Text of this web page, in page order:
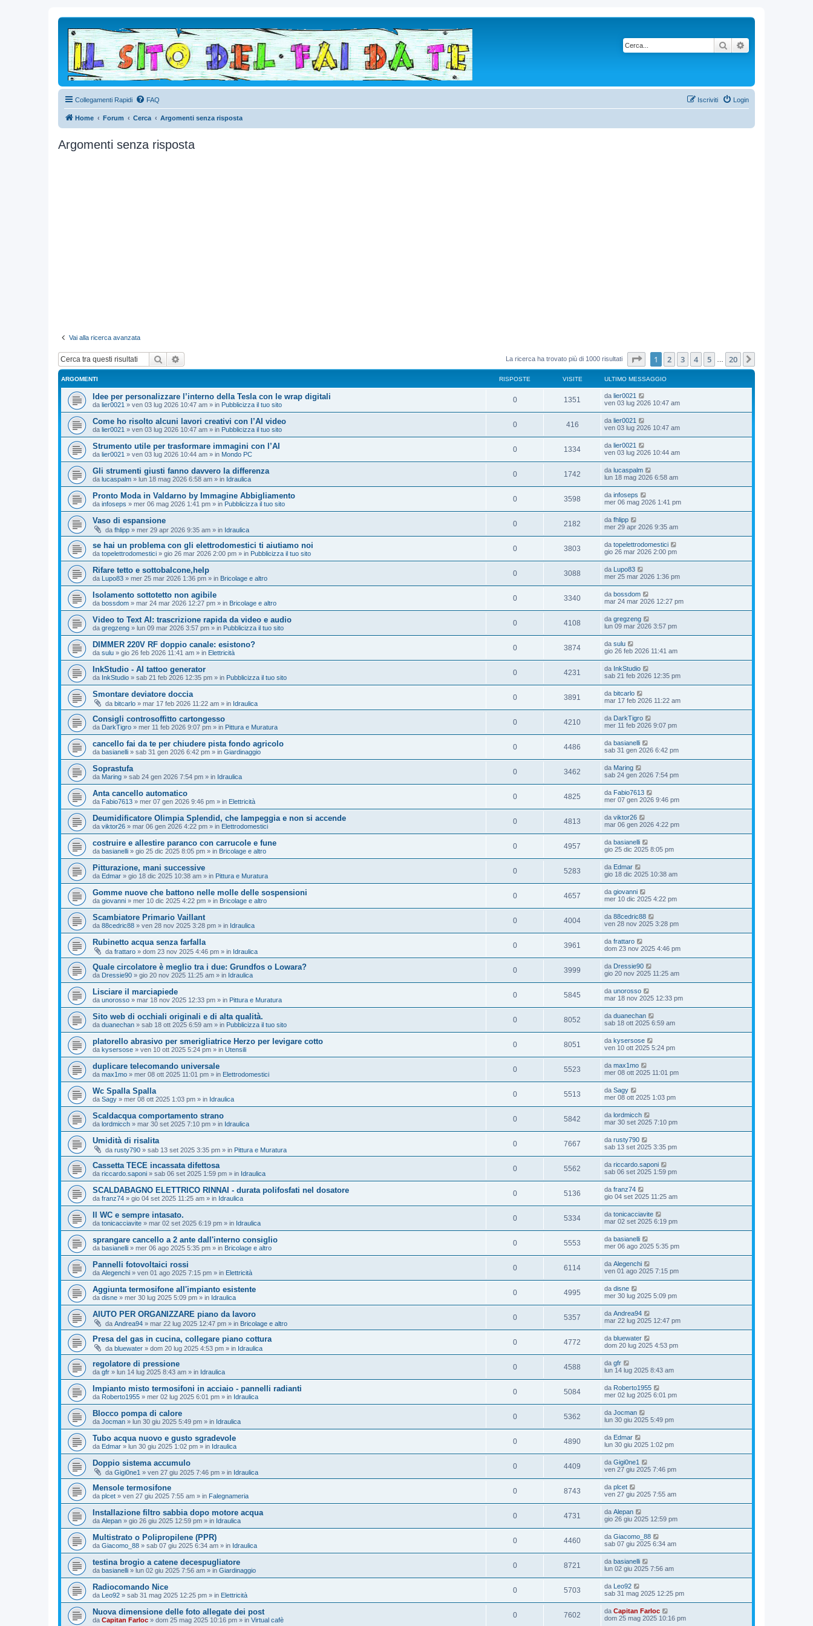
Cerca
Collegamenti Rapidi FAQ Login
Iscriviti
Home Forum Cerca Argomenti senza risposta
Argomenti senza risposta
Vai alla ricerca avanzata
Cerca La ricerca ha trovato più di 1000 risultati Pagina1 di
1 2 3 4 5 20
ARGOMENTI RISPOSTE VISITE ULTIMO MESSAGGIO
Idee per personalizzare l’interno della Tesla con le wrap digitali
da lier0021 » ven 03 lug 2026 10:47 am » in Pubblicizza il tuo sito
0 1351 da lier0021
ven 03 lug 2026 10:47 am
Come ho risolto alcuni lavori creativi con l’AI video
da lier0021 » ven 03 lug 2026 10:47 am » in Pubblicizza il tuo sito
0 416 da lier0021
ven 03 lug 2026 10:47 am
Strumento utile per trasformare immagini con l’AI
da lier0021 » ven 03 lug 2026 10:44 am » in Mondo PC
0 1334 da lier0021
ven 03 lug 2026 10:44 am
Gli strumenti giusti fanno davvero la differenza
da lucaspalm » lun 18 mag 2026 6:58 am » in Idraulica
0 1742 da lucaspalm
lun 18 mag 2026 6:58 am
Pronto Moda in Valdarno by Immagine Abbigliamento
da infoseps » mer 06 mag 2026 1:41 pm » in Pubblicizza il tuo sito
0 3598 da infoseps
mer 06 mag 2026 1:41 pm
Vaso di espansione
da fhlipp » mer 29 apr 2026 9:35 am » in Idraulica
0 2182 da fhlipp
mer 29 apr 2026 9:35 am
se hai un problema con gli elettrodomestici ti aiutiamo noi
da topelettrodomestici » gio 26 mar 2026 2:00 pm » in Pubblicizza il tuo sito
0 3803 da topelettrodomestici
gio 26 mar 2026 2:00 pm
Rifare tetto e sottobalcone,help
da Lupo83 » mer 25 mar 2026 1:36 pm » in Bricolage e altro
0 3088 da Lupo83
mer 25 mar 2026 1:36 pm
Isolamento sottotetto non agibile
da bossdom » mar 24 mar 2026 12:27 pm » in Bricolage e altro
0 3340 da bossdom
mar 24 mar 2026 12:27 pm
Video to Text AI: trascrizione rapida da video e audio
da gregzeng » lun 09 mar 2026 3:57 pm » in Pubblicizza il tuo sito
0 4108 da gregzeng
lun 09 mar 2026 3:57 pm
DIMMER 220V RF doppio canale: esistono?
da sulu » gio 26 feb 2026 11:41 am » in Elettricità
0 3874 da sulu
gio 26 feb 2026 11:41 am
InkStudio - AI tattoo generator
da InkStudio » sab 21 feb 2026 12:35 pm » in Pubblicizza il tuo sito
0 4231 da InkStudio
sab 21 feb 2026 12:35 pm
Smontare deviatore doccia
da bitcarlo » mar 17 feb 2026 11:22 am » in Idraulica
0 3891 da bitcarlo
mar 17 feb 2026 11:22 am
Consigli controsoffitto cartongesso
da DarkTigro » mer 11 feb 2026 9:07 pm » in Pittura e Muratura
0 4210 da DarkTigro
mer 11 feb 2026 9:07 pm
cancello fai da te per chiudere pista fondo agricolo
da basianelli » sab 31 gen 2026 6:42 pm » in Giardinaggio
0 4486 da basianelli
sab 31 gen 2026 6:42 pm
Soprastufa
da Maring » sab 24 gen 2026 7:54 pm » in Idraulica
0 3462 da Maring
sab 24 gen 2026 7:54 pm
Anta cancello automatico
da Fabio7613 » mer 07 gen 2026 9:46 pm » in Elettricità
0 4825 da Fabio7613
mer 07 gen 2026 9:46 pm
Deumidificatore Olimpia Splendid, che lampeggia e non si accende
da viktor26 » mar 06 gen 2026 4:22 pm » in Elettrodomestici
0 4813 da viktor26
mar 06 gen 2026 4:22 pm
costruire e allestire paranco con carrucole e fune
da basianelli » gio 25 dic 2025 8:05 pm » in Bricolage e altro
0 4957 da basianelli
gio 25 dic 2025 8:05 pm
Pitturazione, mani successive
da Edmar » gio 18 dic 2025 10:38 am » in Pittura e Muratura
0 5283 da Edmar
gio 18 dic 2025 10:38 am
Gomme nuove che battono nelle molle delle sospensioni
da giovanni » mer 10 dic 2025 4:22 pm » in Bricolage e altro
0 4657 da giovanni
mer 10 dic 2025 4:22 pm
Scambiatore Primario Vaillant
da 88cedric88 » ven 28 nov 2025 3:28 pm » in Idraulica
0 4004 da 88cedric88
ven 28 nov 2025 3:28 pm
Rubinetto acqua senza farfalla
da frattaro » dom 23 nov 2025 4:46 pm » in Idraulica
0 3961 da frattaro
dom 23 nov 2025 4:46 pm
Quale circolatore è meglio tra i due: Grundfos o Lowara?
da Dressie90 » gio 20 nov 2025 11:25 am » in Idraulica
0 3999 da Dressie90
gio 20 nov 2025 11:25 am
Lisciare il marciapiede
da unorosso » mar 18 nov 2025 12:33 pm » in Pittura e Muratura
0 5845 da unorosso
mar 18 nov 2025 12:33 pm
Sito web di occhiali originali e di alta qualità.
da duanechan » sab 18 ott 2025 6:59 am » in Pubblicizza il tuo sito
0 8052 da duanechan
sab 18 ott 2025 6:59 am
platorello abrasivo per smerigliatrice Herzo per levigare cotto
da kysersose » ven 10 ott 2025 5:24 pm » in Utensili
0 8051 da kysersose
ven 10 ott 2025 5:24 pm
duplicare telecomando universale
da max1mo » mer 08 ott 2025 11:01 pm » in Elettrodomestici
0 5523 da max1mo
mer 08 ott 2025 11:01 pm
Wc Spalla Spalla
da Sagy » mer 08 ott 2025 1:03 pm » in Idraulica
0 5513 da Sagy
mer 08 ott 2025 1:03 pm
Scaldacqua comportamento strano
da lordmicch » mar 30 set 2025 7:10 pm » in Idraulica
0 5842 da lordmicch
mar 30 set 2025 7:10 pm
Umidità di risalita
da rusty790 » sab 13 set 2025 3:35 pm » in Pittura e Muratura
0 7667 da rusty790
sab 13 set 2025 3:35 pm
Cassetta TECE incassata difettosa
da riccardo.saponi » sab 06 set 2025 1:59 pm » in Idraulica
0 5562 da riccardo.saponi
sab 06 set 2025 1:59 pm
SCALDABAGNO ELETTRICO RINNAI - durata polifosfati nel dosatore
da franz74 » gio 04 set 2025 11:25 am » in Idraulica
0 5136 da franz74
gio 04 set 2025 11:25 am
Il WC e sempre intasato.
da tonicacciavite » mar 02 set 2025 6:19 pm » in Idraulica
0 5334 da tonicacciavite
mar 02 set 2025 6:19 pm
sprangare cancello a 2 ante dall'interno consiglio
da basianelli » mer 06 ago 2025 5:35 pm » in Bricolage e altro
0 5553 da basianelli
mer 06 ago 2025 5:35 pm
Pannelli fotovoltaici rossi
da Alegenchi » ven 01 ago 2025 7:15 pm » in Elettricità
0 6114 da Alegenchi
ven 01 ago 2025 7:15 pm
Aggiunta termosifone all'impianto esistente
da disne » mer 30 lug 2025 5:09 pm » in Idraulica
0 4995 da disne
mer 30 lug 2025 5:09 pm
AIUTO PER ORGANIZZARE piano da lavoro
da Andrea94 » mar 22 lug 2025 12:47 pm » in Bricolage e altro
0 5357 da Andrea94
mar 22 lug 2025 12:47 pm
Presa del gas in cucina, collegare piano cottura
da bluewater » dom 20 lug 2025 4:53 pm » in Idraulica
0 4772 da bluewater
dom 20 lug 2025 4:53 pm
regolatore di pressione
da gfr » lun 14 lug 2025 8:43 am » in Idraulica
0 4588 da gfr
lun 14 lug 2025 8:43 am
Impianto misto termosifoni in acciaio - pannelli radianti
da Roberto1955 » mer 02 lug 2025 6:01 pm » in Idraulica
0 5084 da Roberto1955
mer 02 lug 2025 6:01 pm
Blocco pompa di calore
da Jocman » lun 30 giu 2025 5:49 pm » in Idraulica
0 5362 da Jocman
lun 30 giu 2025 5:49 pm
Tubo acqua nuovo e gusto sgradevole
da Edmar » lun 30 giu 2025 1:02 pm » in Idraulica
0 4890 da Edmar
lun 30 giu 2025 1:02 pm
Doppio sistema accumulo
da Gigi0ne1 » ven 27 giu 2025 7:46 pm » in Idraulica
0 4409 da Gigi0ne1
ven 27 giu 2025 7:46 pm
Mensole termosifone
da plcet » ven 27 giu 2025 7:55 am » in Falegnameria
0 8743 da plcet
ven 27 giu 2025 7:55 am
Installazione filtro sabbia dopo motore acqua
da Alepan » gio 26 giu 2025 12:59 pm » in Idraulica
0 4731 da Alepan
gio 26 giu 2025 12:59 pm
Multistrato o Polipropilene (PPR)
da Giacomo_88 » sab 07 giu 2025 6:34 am » in Idraulica
0 4460 da Giacomo_88
sab 07 giu 2025 6:34 am
testina brogio a catene decespugliatore
da basianelli » lun 02 giu 2025 7:56 am » in Giardinaggio
0 8721 da basianelli
lun 02 giu 2025 7:56 am
Radiocomando Nice
da Leo92 » sab 31 mag 2025 12:25 pm » in Elettricità
0 5703 da Leo92
sab 31 mag 2025 12:25 pm
Nuova dimensione delle foto allegate dei post
da Capitan Farloc » dom 25 mag 2025 10:16 pm » in Virtual cafè
0 7602 da Capitan Farloc
dom 25 mag 2025 10:16 pm